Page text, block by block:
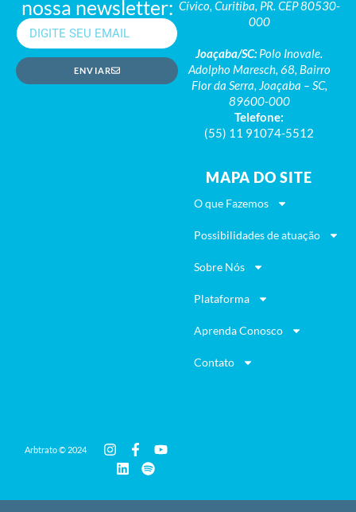
nossa newsletter:
ENVIAR
Cívico, Curitiba, PR. CEP 80530-
000
Joaçaba/SC:Polo Inovale.
Adolpho Maresch, 68, Bairro
Flor da Serra, Joaçaba – SC,
89600-000
Telefone:
(55) 11 91074-5512
MAPA DO SITE
O que Fazemos
Possibilidades de atuação
Sobre Nós
Plataforma
Aprenda Conosco
Contato
Arbtrato © 2024